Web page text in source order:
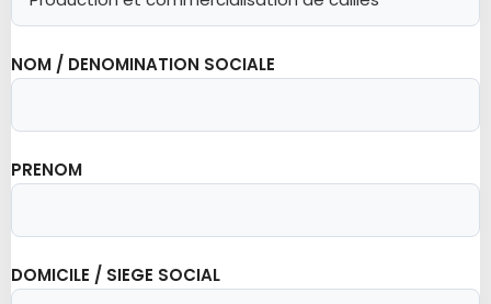
NOM / DENOMINATION SOCIALE
PRENOM
DOMICILE / SIEGE SOCIAL